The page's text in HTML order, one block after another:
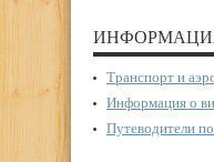
Транспорт и
Информация о
Путеводители